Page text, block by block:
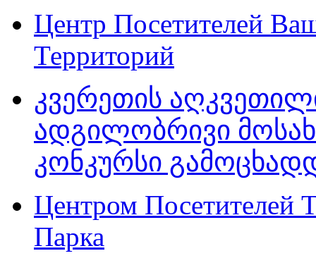
Центр Посетителей
Территорий
კვერეთის
ადგილობრივი
კონკურსი
Центром Посетителей
Парка